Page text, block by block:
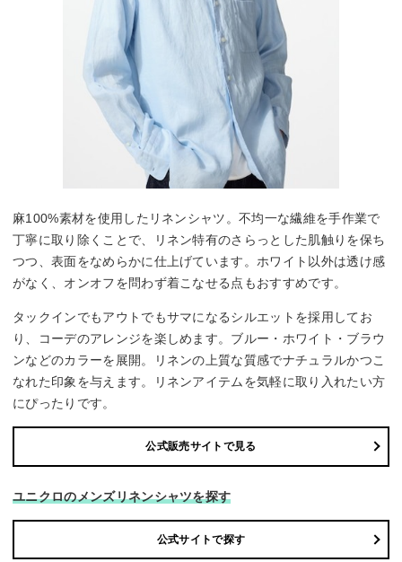
麻100%素材を使用したリネンシャツ。不均一な繊維を手作業で
丁寧に取り除くことで、リネン特有のさらっとした肌触りを保ち
つつ、表面をなめらかに仕上げています。ホワイト以外は透け感
がなく、オンオフを問わず着こなせる点もおすすめです。
タックインでもアウトでもサマになるシルエットを採用してお
り、コーデのアレンジを楽しめます。ブルー・ホワイト・ブラウ
ンなどのカラーを展開。リネンの上質な質感でナチュラルかつこ
なれた印象を与えます。リネンアイテムを気軽に取り入れたい方
にぴったりです。
公式販売サイトで見る
ユニクロのメンズリネンシャツを探す
公式サイトで探す